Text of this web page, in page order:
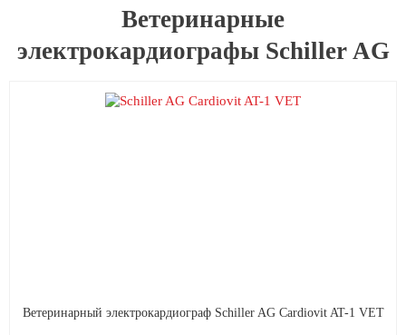
Ветеринарные
электрокардиографы Schiller AG
Ветеринарный электрокардиограф Schiller AG Cardiovit AT-1 VET